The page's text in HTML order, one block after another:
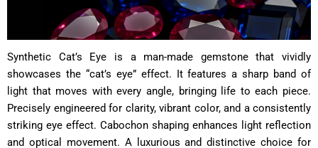
Synthetic Cat’s Eye is a man-made gemstone that vividly
showcases the “cat’s eye” effect. It features a sharp band of
light that moves with every angle, bringing life to each piece.
Precisely engineered for clarity, vibrant color, and a consistently
striking eye effect. Cabochon shaping enhances light reflection
and optical movement. A luxurious and distinctive choice for